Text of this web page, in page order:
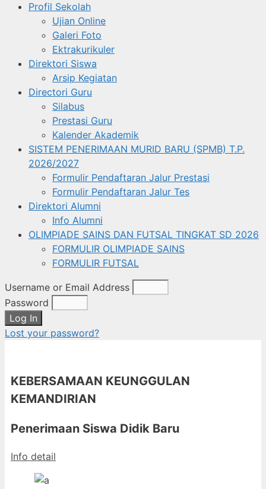
Profil Sekolah
Ujian Online
Galeri Foto
Ektrakurikuler
Direktori Siswa
Arsip Kegiatan
Directori Guru
Silabus
Prestasi Guru
Kalender Akademik
SISTEM PENERIMAAN MURID BARU (SPMB) T.P.
2026/2027
Formulir Pendaftaran Jalur Prestasi
Formulir Pendaftaran Jalur Tes
Direktori Alumni
Info Alumni
OLIMPIADE SAINS DAN FUTSAL TINGKAT SD 2026
FORMULIR OLIMPIADE SAINS
FORMULIR FUTSAL
Username or Email Address
Password
Log In
Lost your password?
KEBERSAMAAN KEUNGGULAN
KEMANDIRIAN
Penerimaan Siswa Didik Baru
Info detail